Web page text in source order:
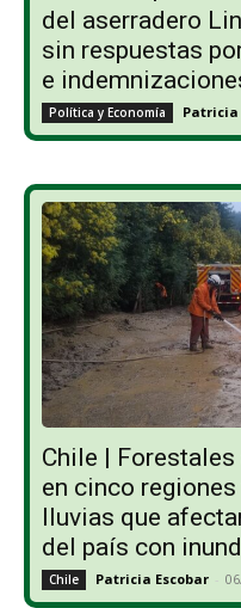
del aserradero
sin respuestas
e
Política y Economía Patricia
Chile |
en cinco
lluvias que
del país con
Chile Patricia Escobar -